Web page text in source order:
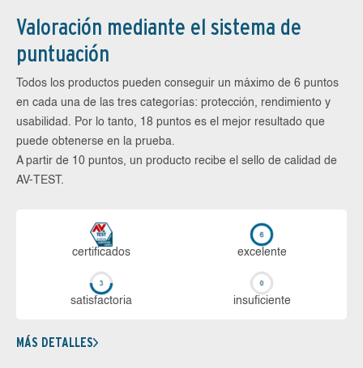
Valoración mediante el sistema de
puntuación
Todos los productos pueden conseguir un máximo de 6 puntos
en cada una de las tres categorías: protección, rendimiento y
usabilidad. Por lo tanto, 18 puntos es el mejor resultado que
puede obtenerse en la prueba.
A partir de 10 puntos, un producto recibe el sello de calidad de
AV-TEST.
certi­ficados ex­ce­len­te
sa­tis­fac­to­ria in­su­fi­cien­te
MÁS DETALLES